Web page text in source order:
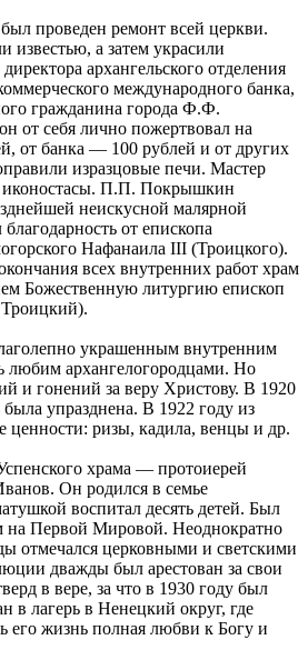
проведен ремонт всей церкви.
известью, а затем украсили
архангельского отделения
международного банка,
гражданина города Ф.Ф.
от себя лично пожертвовал на
от банка — 100 рублей и от других
изразцовые печи. Мастер
иконостасы. П.П. Покрышкин
неискусной малярной
от епископа
Нафанаила III (Троицкого).
всех внутренних работ храм
Божественную литургию епископ
украшенным внутренним
любим архангелогородцами. Но
и гонений за веру Христову. В 1920
была упразднена. В 1922 году из
ценности: ризы, кадила, венцы и др.
храма — протоиерей
Он родился в семье
воспитал десять детей. Был
на Первой Мировой. Неоднократно
отмечался церковными и светскими
дважды был арестован за свои
в вере, за что в 1930 году был
в лагерь в Ненецкий округ, где
его жизнь полная любви к Богу и